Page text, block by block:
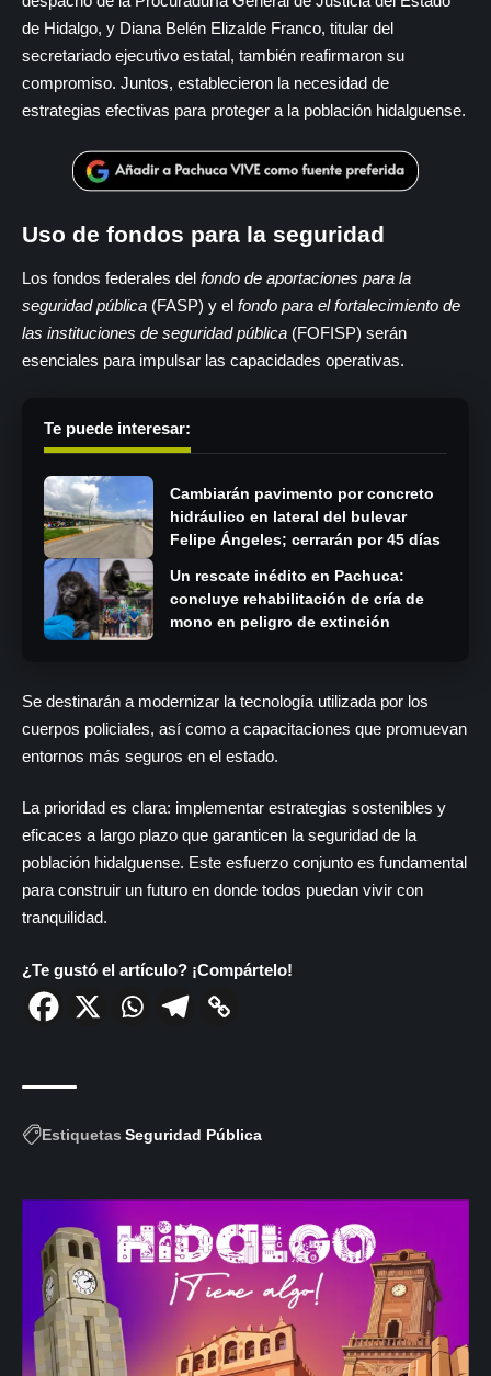
de Hidalgo, y Diana Belén Elizalde Franco, titular del
secretariado ejecutivo estatal, también reafirmaron su
compromiso. Juntos, establecieron la necesidad de
estrategias efectivas para proteger a la población hidalguense.
Uso de fondos para la seguridad
Los fondos federales del fondo de aportaciones para la
seguridad pública (FASP) y el fondo para el fortalecimiento de
las instituciones de seguridad pública (FOFISP) serán
esenciales para impulsar las capacidades operativas.
Te puede interesar:
Cambiarán pavimento por concreto
hidráulico en lateral del bulevar
Felipe Ángeles; cerrarán por 45 días
Un rescate inédito en Pachuca:
concluye rehabilitación de cría de
mono en peligro de extinción
Se destinarán a modernizar la tecnología utilizada por los
cuerpos policiales, así como a capacitaciones que promuevan
entornos más seguros en el estado.
La prioridad es clara: implementar estrategias sostenibles y
eficaces a largo plazo que garanticen la seguridad de la
población hidalguense. Este esfuerzo conjunto es fundamental
para construir un futuro en donde todos puedan vivir con
tranquilidad.
¿Te gustó el artículo? ¡Compártelo!
Estiquetas Seguridad Pública